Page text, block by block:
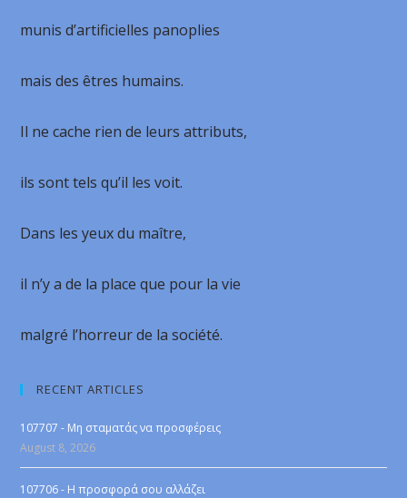
munis d’artificielles panoplies
mais des êtres humains.
Il ne cache rien de leurs attributs,
ils sont tels qu’il les voit.
Dans les yeux du maître,
il n’y a de la place que pour la vie
malgré l’horreur de la société.
RECENT ARTICLES
107707 - Μη σταματάς να προσφέρεις
August 8, 2026
107706 - Η προσφορά σου αλλάζει